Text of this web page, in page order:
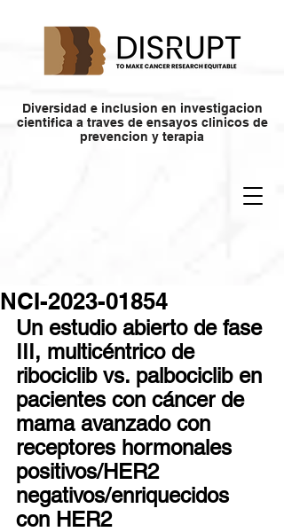
Diversidad e inclusion en investigacion
cientifica a traves de ensayos clinicos de
prevencion y terapia
NCI-2023-01854
Un estudio abierto de fase
III, multicéntrico de
ribociclib vs. palbociclib en
pacientes con cáncer de
mama avanzado con
receptores hormonales
positivos/HER2
negativos/enriquecidos
con HER2